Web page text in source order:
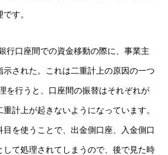
す。
行口座間での資金移動の際に、事業主
された。これは二重計上の原因の一つ
を行うと、口座間の振替はそれぞれが
計上が起きないようになっています。
目を使うことで、出金側口座、入金側口
して処理されてしまうので、後で見た時